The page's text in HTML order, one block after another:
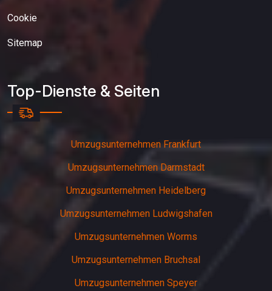
Cookie
Sitemap
Top-Dienste & Seiten
Umzugsunternehmen Frankfurt
Umzugsunternehmen Darmstadt
Umzugsunternehmen Heidelberg
Umzugsunternehmen Ludwigshafen
Umzugsunternehmen Worms
Umzugsunternehmen Bruchsal
Umzugsunternehmen Speyer